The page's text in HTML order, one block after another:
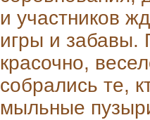
и участников
игры и забавы.
красочно,
собрались те,
мыльные